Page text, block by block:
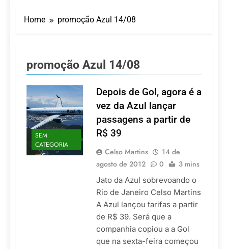
nos aeroportos da
7 De Agosto De 2026
de lazer e corporativo
7 De Agosto De 2026
Executivo com carreira
Balanger assume
comando do Wyndham
São Paulo Ibirapuera
5 De Agosto De 2026
LATAM anuncia 42
rotas na primeira fase
de operação do
Embraer 195-E2
5 De Agosto De 2026
Azul retoma voos
Alegre e Montevidéu
em dezembro
Home promoção Azul 14/08
promoção Azul 14/08
SEM
CATEGORIA
Depois de Gol, agora é a
vez da Azul lançar
passagens a partir de
R$ 39
Celso Martins
14 de
agosto de 2012
0 3 mins
Jato da Azul sobrevoando o
Rio de Janeiro Celso Martins
A Azul lançou tarifas a partir
de R$ 39. Será que a
companhia copiou a a Gol
que na sexta-feira começou